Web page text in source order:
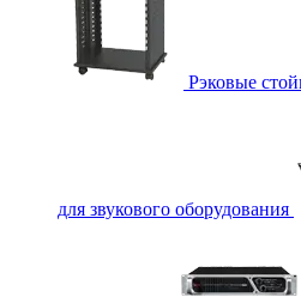
Рэковые
для звукового оборудования